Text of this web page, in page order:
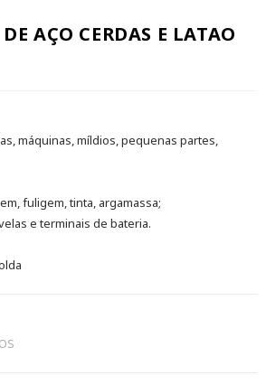
AÇO CERDAS E LATAO
máquinas, míldios, pequenas partes,
fuligem, tinta, argamassa;
e terminais de bateria.